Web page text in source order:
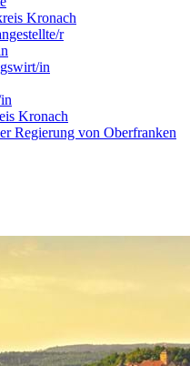
Kronach
r
in
Kronach
Regierung von Oberfranken